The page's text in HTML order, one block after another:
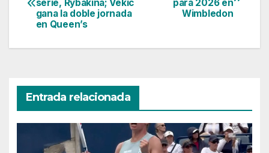
de
para 2026 en
Wimbledon
serie, Rybakina; Vekic
gana la doble jornada
en Queen’s
Entrada relacionada